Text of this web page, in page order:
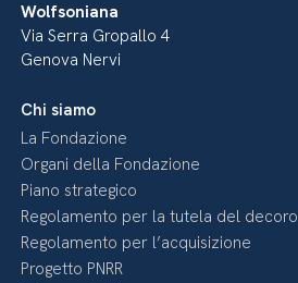
Wolfsoniana
Via Serra Gropallo 4
Genova Nervi
Chi siamo
La Fondazione
Organi della Fondazione
Piano strategico
Regolamento per la tutela del decoro
Regolamento per l’acquisizione
Progetto PNRR